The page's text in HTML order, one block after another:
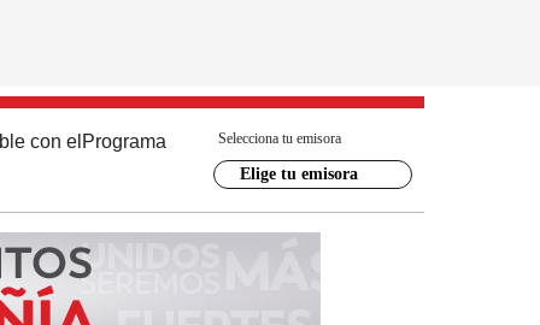
con el Programa Selecciona tu emisora
Elige tu emisora